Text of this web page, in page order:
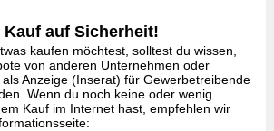
auf Sicherheit!
kaufen möchtest, solltest du wissen,
von anderen Unternehmen oder
Anzeige (Inserat) für Gewerbetreibende
Wenn du noch keine oder wenig
Kauf im Internet hast, empfehlen wir